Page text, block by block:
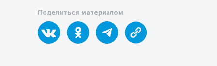
4. Прочтение суффиксов.
5. Транскрипция.
Поделиться материалом